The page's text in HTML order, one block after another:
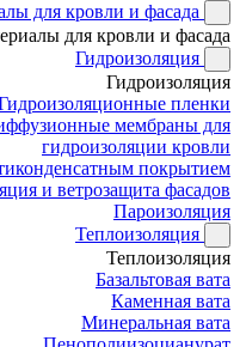
для кровли и фасада
для кровли и фасада
Гидроизоляция
Гидроизоляция
пленки
мембраны для
гидроизоляции кровли
покрытием
и ветрозащита фасадов
Пароизоляция
Теплоизоляция
Теплоизоляция
Базальтовая вата
Каменная вата
Минеральная вата